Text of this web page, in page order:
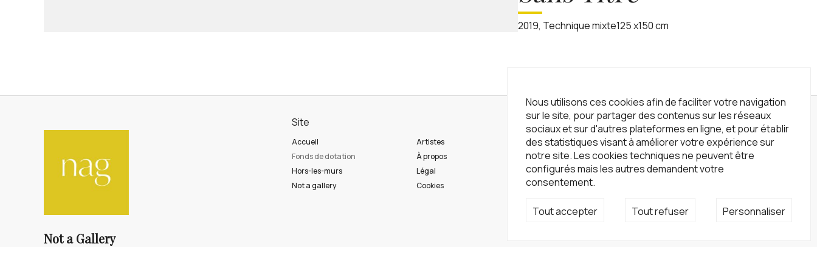
Nous utilisons ces cookies afin de faciliter votre navigation
sur le site, pour partager des contenus sur les réseaux
sociaux et sur d'autres plateformes en ligne, et pour établir
des statistiques visant à améliorer votre expérience sur
notre site. Les cookies techniques ne peuvent être
configurés mais les autres demandent votre
consentement.
Tout accepter Tout refuser Personnaliser
2019, Technique mixte125 x150 cm‍
Not a Gallery
Site
Accueil
Fonds de dotation
Hors-les-murs
Not a gallery
Artistes
À propos
Légal
Cookies
Newsletter
Inscrivez-vous à notre newsletter !
S'inscrire
Réseaux sociaux